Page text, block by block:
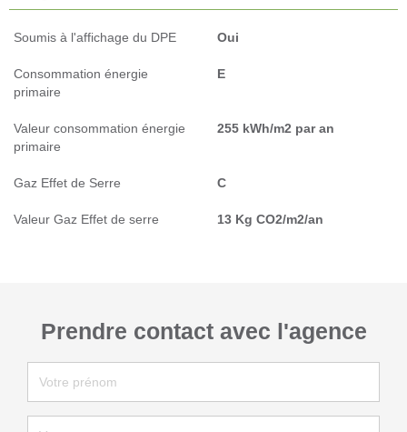
Soumis à l'affichage du DPE Oui
Consommation énergie
primaire
E
Valeur consommation énergie
primaire
255 kWh/m2 par an
Gaz Effet de Serre C
Valeur Gaz Effet de serre 13 Kg CO2/m2/an
Prendre contact avec l'agence